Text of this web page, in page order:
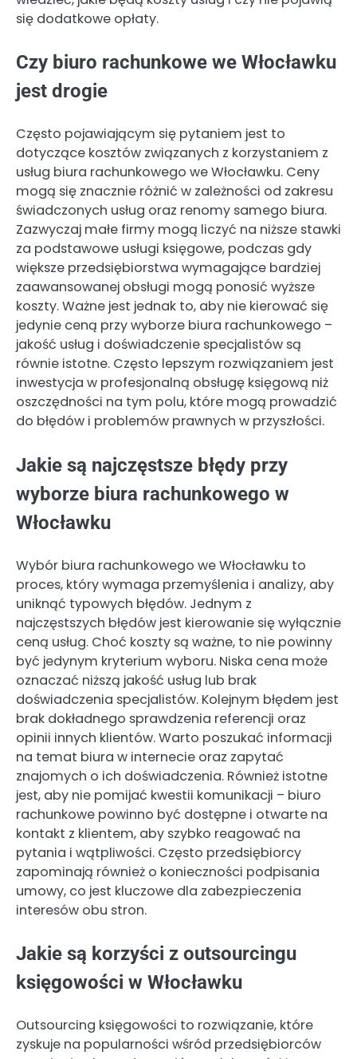
się dodatkowe opłaty.
Czy biuro rachunkowe we Włocławku
jest drogie
Często pojawiającym się pytaniem jest to
dotyczące kosztów związanych z korzystaniem z
usług biura rachunkowego we Włocławku. Ceny
mogą się znacznie różnić w zależności od zakresu
świadczonych usług oraz renomy samego biura.
Zazwyczaj małe firmy mogą liczyć na niższe stawki
za podstawowe usługi księgowe, podczas gdy
większe przedsiębiorstwa wymagające bardziej
zaawansowanej obsługi mogą ponosić wyższe
koszty. Ważne jest jednak to, aby nie kierować się
jedynie ceną przy wyborze biura rachunkowego –
jakość usług i doświadczenie specjalistów są
równie istotne. Często lepszym rozwiązaniem jest
inwestycja w profesjonalną obsługę księgową niż
oszczędności na tym polu, które mogą prowadzić
do błędów i problemów prawnych w przyszłości.
Jakie są najczęstsze błędy przy
wyborze biura rachunkowego w
Włocławku
Wybór biura rachunkowego we Włocławku to
proces, który wymaga przemyślenia i analizy, aby
uniknąć typowych błędów. Jednym z
najczęstszych błędów jest kierowanie się wyłącznie
ceną usług. Choć koszty są ważne, to nie powinny
być jedynym kryterium wyboru. Niska cena może
oznaczać niższą jakość usług lub brak
doświadczenia specjalistów. Kolejnym błędem jest
brak dokładnego sprawdzenia referencji oraz
opinii innych klientów. Warto poszukać informacji
na temat biura w internecie oraz zapytać
znajomych o ich doświadczenia. Również istotne
jest, aby nie pomijać kwestii komunikacji – biuro
rachunkowe powinno być dostępne i otwarte na
kontakt z klientem, aby szybko reagować na
pytania i wątpliwości. Często przedsiębiorcy
zapominają również o konieczności podpisania
umowy, co jest kluczowe dla zabezpieczenia
interesów obu stron.
Jakie są korzyści z outsourcingu
księgowości w Włocławku
Outsourcing księgowości to rozwiązanie, które
zyskuje na popularności wśród przedsiębiorców